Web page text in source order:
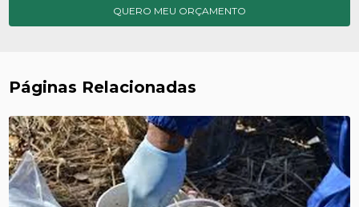
QUERO MEU ORÇAMENTO
Páginas Relacionadas